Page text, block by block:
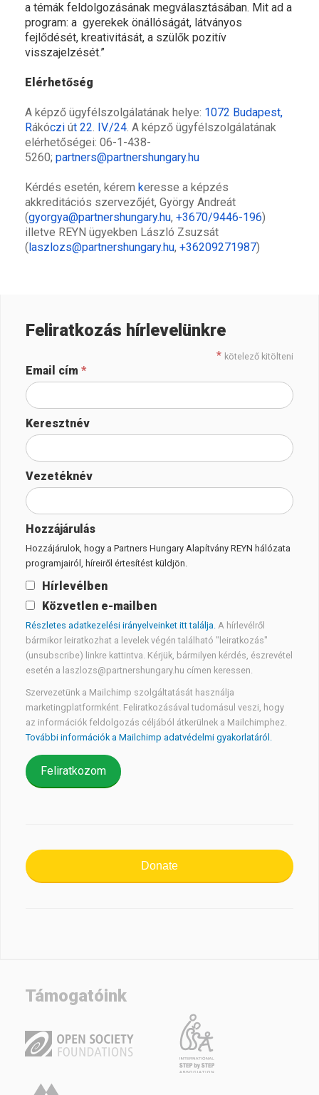
a témák feldolgozásának megválasztásában. Mit ad a
program: a gyerekek önállóságát, látványos
fejlődését, kreativitását, a szülők pozitív
visszajelzését.”
Elérhetőség
A képző ügyfélszolgálatának helye: 1072 Budapest,
Rákóczi út 22. IV./24. A képző ügyfélszolgálatának
elérhetőségei: 06-1-438-
5260; partners@partnershungary.hu
Kérdés esetén, kérem keresse a képzés
akkreditációs szervezőjét, György Andreát
(gyorgya@partnershungary.hu, +3670/9446-196)
illetve REYN ügyekben László Zsuzsát
(laszlozs@partnershungary.hu, +36209271987)
Feliratkozás hírlevelünkre
* kötelező kitölteni
Email cím *
Keresztnév
Vezetéknév
Hozzájárulás
Hozzájárulok, hogy a Partners Hungary Alapítvány REYN hálózata
programjairól, híreiről értesítést küldjön.
Hírlevélben
Közvetlen e-mailben
Részletes adatkezelési irányelveinket itt találja. A hírlevélről
bármikor leiratkozhat a levelek végén található "leiratkozás"
(unsubscribe) linkre kattintva. Kérjük, bármilyen kérdés, észrevétel
esetén a laszlozs@partnershungary.hu címen keressen.
Szervezetünk a Mailchimp szolgáltatását használja
marketingplatformként. Feliratkozásával tudomásul veszi, hogy
az információk feldolgozás céljából átkerülnek a Mailchimphez.
További információk a Mailchimp adatvédelmi gyakorlatáról.
Donate
Támogatóink